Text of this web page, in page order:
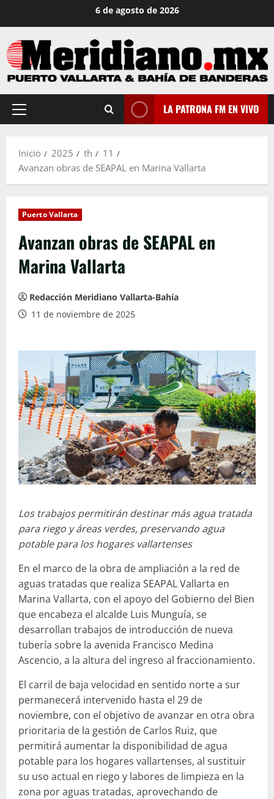
contenido
6 de agosto de 2026
Menú
LA PATRONA FM EN VIVO
Inicio 2025 th
11
Avanzan obras de SEAPAL en Marina Vallarta
Puerto Vallarta
Avanzan obras de SEAPAL en
Marina Vallarta
Redacción Meridiano Vallarta-Bahía
11 de noviembre de 2025
Los trabajos permitirán destinar más agua tratada
para riego y áreas verdes, preservando agua
potable para los hogares vallartenses
En el marco de la obra de ampliación a la red de
aguas tratadas que realiza SEAPAL Vallarta en
Marina Vallarta, con el apoyo del Gobierno del Bien
que encabeza el alcalde Luis Munguía, se
desarrollan trabajos de introducción de nueva
tubería sobre la avenida Francisco Medina
Ascencio, a la altura del ingreso al fraccionamiento.
El carril de baja velocidad en sentido norte a sur
permanecerá intervenido hasta el 29 de
noviembre, con el objetivo de avanzar en otra obra
prioritaria de la gestión de Carlos Ruiz, que
permitirá aumentar la disponibilidad de agua
potable para los hogares vallartenses, al sustituir
su uso actual en riego y labores de limpieza en la
zona por aguas tratadas, aprovechando de